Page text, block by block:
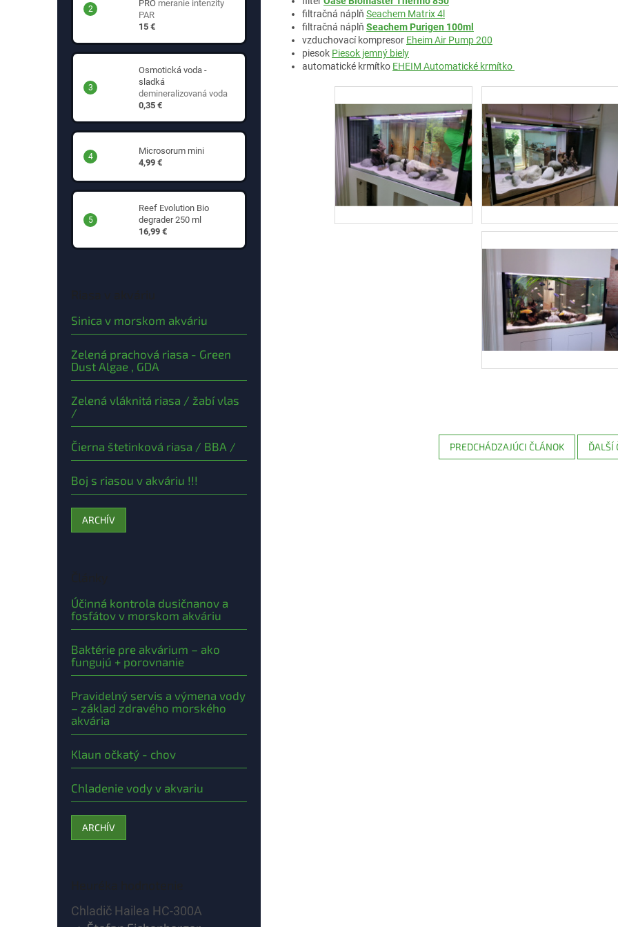
PRO meranie intenzity
PAR
15 €
Osmotická voda -
sladká
demineralizovaná voda
0,35 €
Microsorum mini
4,99 €
Reef Evolution Bio
degrader 250 ml
16,99 €
Sinica v morskom akváriu
Zelená prachová riasa - Green
Dust Algae , GDA
Zelená vláknitá riasa / žabí vlas
/
Čierna štetinková riasa / BBA /
Boj s riasou v akváriu !!!
ARCHÍV
Účinná kontrola dusičnanov a
fosfátov v morskom akváriu
Baktérie pre akvárium – ako
fungujú + porovnanie
Pravidelný servis a výmena vody
– základ zdravého morského
akvária
Klaun očkatý - chov
Chladenie vody v akvariu
ARCHÍV
Chladič Hailea HC-300A
filtračná náplň Seachem Matrix 4l
filtračná náplň Seachem Purigen 100ml
vzduchovací kompresor Eheim Air Pump 200
piesok Piesok jemný biely
automatické krmítko EHEIM Automatické krmítko
PREDCHÁDZAJÚCI ČLÁNOK ĎALŠÍ